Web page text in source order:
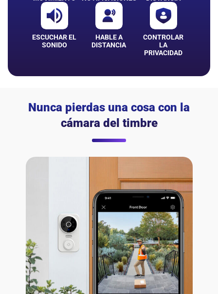
ESCUCHAR EL
SONIDO
HABLE A
DISTANCIA
CONTROLAR
LA
PRIVACIDAD
Nunca pierdas una cosa con la
cámara del timbre